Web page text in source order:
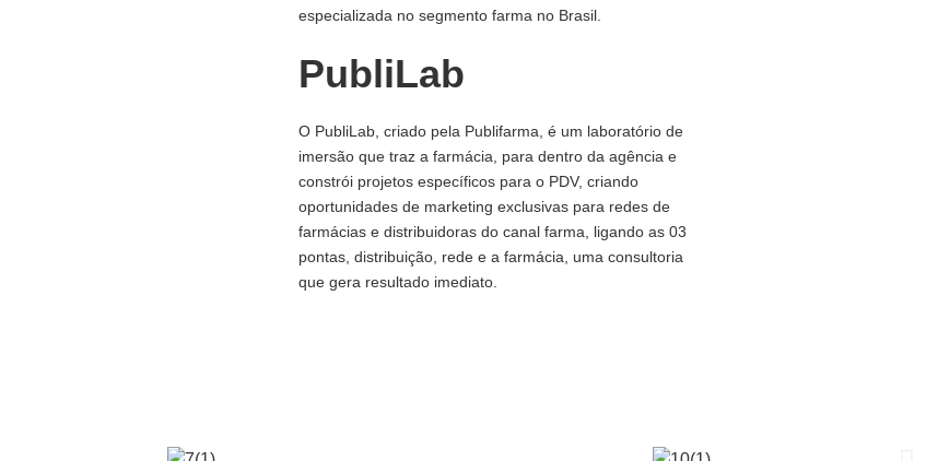
especializada no segmento farma no Brasil.
PubliLab
O PubliLab, criado pela Publifarma, é um laboratório de
imersão que traz a farmácia, para dentro da agência e
constrói projetos específicos para o PDV, criando
oportunidades de marketing exclusivas para redes de
farmácias e distribuidoras do canal farma, ligando as 03
pontas, distribuição, rede e a farmácia, uma consultoria
que gera resultado imediato.